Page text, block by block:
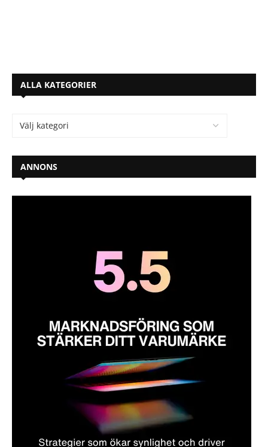
ALLA KATEGORIER
ANNONS